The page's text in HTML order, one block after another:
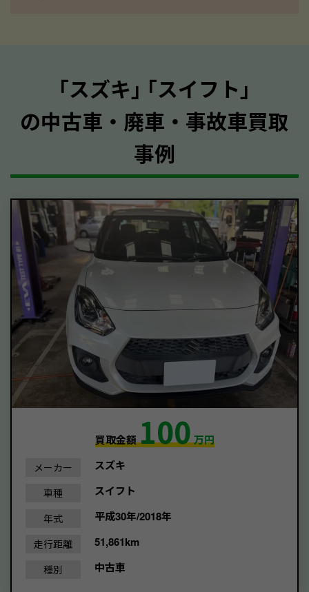
｢スズキ｣ ｢スイフト｣
の中古車・廃車・事故車買取
事例
買取金額100万円
メーカー スズキ
車種 スイフト
年式 平成30年/2018年
走行距離 51,861km
種別 中古車